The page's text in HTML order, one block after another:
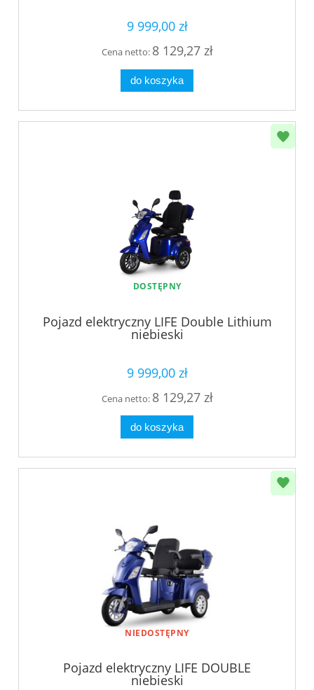
9 999,00 zł
Cena netto: 8 129,27 zł
do koszyka
DOSTĘPNY
Pojazd elektryczny LIFE Double Lithium
niebieski
9 999,00 zł
Cena netto: 8 129,27 zł
do koszyka
NIEDOSTĘPNY
Pojazd elektryczny LIFE DOUBLE
niebieski